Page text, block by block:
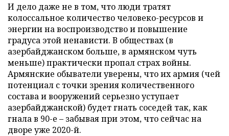
И дело даже не в том, что люди тратят
колоссальное количество человеко-ресурсов и
энергии на воспроизводство и повышение
градуса этой ненависти. В обществах (в
азербайджанском больше, в армянском чуть
меньше) практически пропал страх войны.
Армянские обыватели уверены, что их армия (чей
потенциал с точки зрения количественного
состава и вооружений серьезно уступает
азербайджанской) будет гнать соседей так, как
гнала в 90-е – забывая при этом, что сейчас на
дворе уже 2020-й.